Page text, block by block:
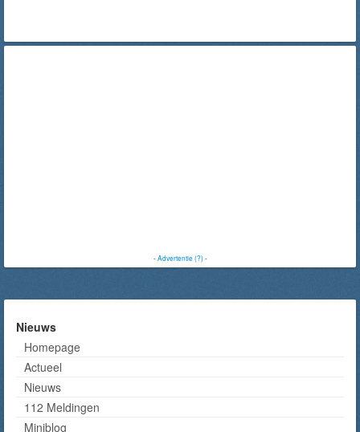
-Advertentie (?)-
Nieuws
Homepage
Actueel
Nieuws
112 Meldingen
Miniblog